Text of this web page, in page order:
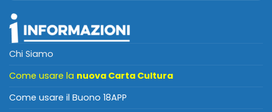
Chi Siamo
Come usare la nuova Carta Cultura
Come usare il Buono 18APP